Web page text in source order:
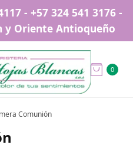
- +57 324 541 3176 -
y Oriente Antioqueño
0
Comunión